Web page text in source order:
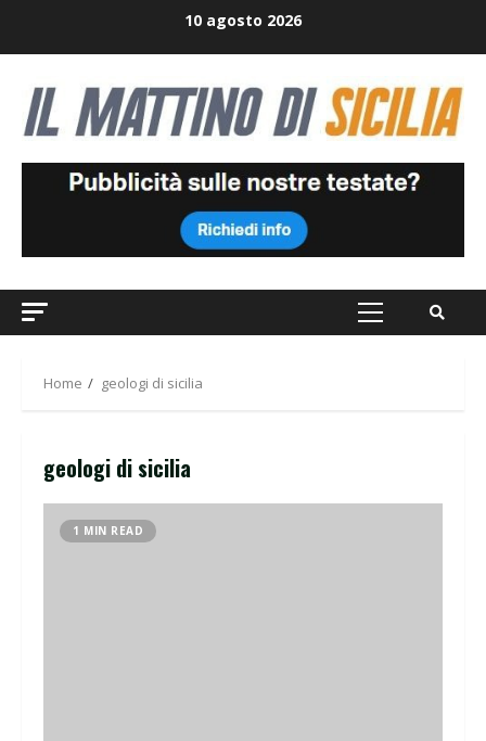
10 agosto 2026
Primary
Home geologi di sicilia
geologi di sicilia
1 MIN READ